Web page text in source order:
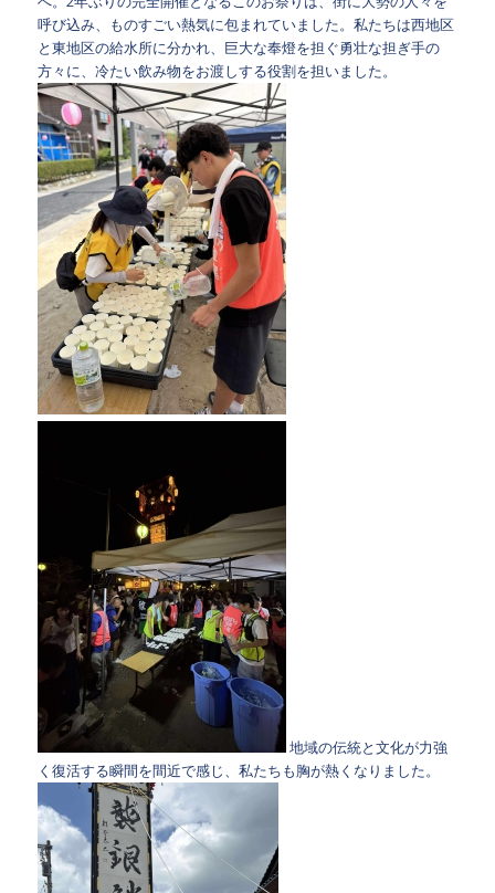
呼び込み、ものすごい熱気に包まれていました。私たちは西地区
と東地区の給水所に分かれ、巨大な奉燈を担ぐ勇壮な担ぎ手の
方々に、冷たい飲み物をお渡しする役割を担いました。
地域の伝統と文化が力強
く復活する瞬間を間近で感じ、私たちも胸が熱くなりました。